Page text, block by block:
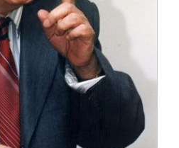
服务
赛
息
介
辞
程